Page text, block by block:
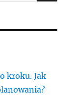
kroku. Jak